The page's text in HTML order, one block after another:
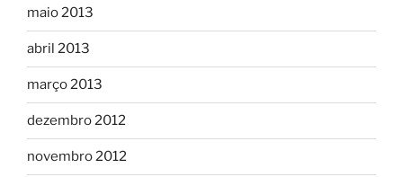
maio 2013
abril 2013
março 2013
dezembro 2012
novembro 2012